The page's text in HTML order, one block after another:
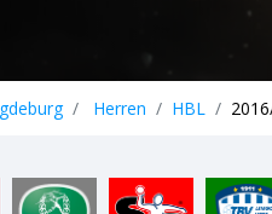
Herren HBL